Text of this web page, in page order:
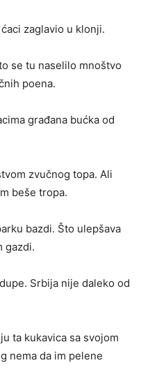
zaglavio u klonji.
se tu naselilo mnoštvo
poena.
građana bućka od
zvučnog topa. Ali
beše tropa.
bazdi. Što ulepšava
gazdi.
Srbija nije daleko od
ta kukavica sa svojom
nema da im pelene